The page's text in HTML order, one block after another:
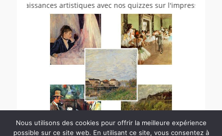
artistiques avec nos quizzes sur
Nous utilisons des cookies pour offrir la meilleure expérience
possible sur ce site web. En utilisant ce site, vous consentez à